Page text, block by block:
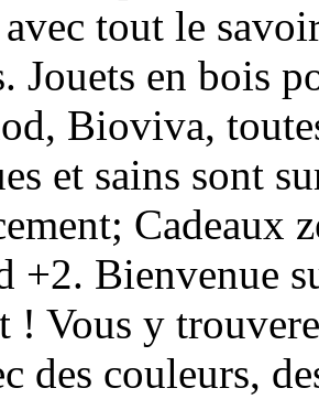
tout le
Jouets en bois
Bioviva,
et sains sont
Cadeaux
+2. Bienvenue
! Vous y
des couleurs,